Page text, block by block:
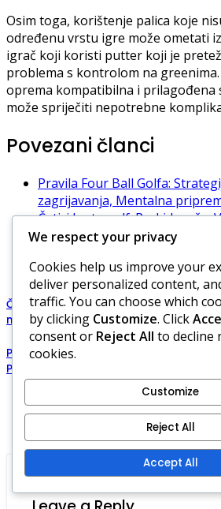
Osim toga, korištenje palica koje
određenu vrstu igre može ometati
igrač koji koristi putter koji je
problema s kontrolom na
oprema kompatibilna i prilagođena
može spriječiti nepotrebne
Povezani članci
Pravila Four Ball Golfa:
zagrijavanja, Mentalna
Četiri lopte golf: Prekid meča,
Nastavak igre
Označavanje lopti,
Četiri lopte golf – bodovanje prema
meču, ukupni rezultati timova
Pravila Four Ball Golfa: Upravljanje
Prilagodba uvjetima
We respect your privacy
Cookies help us improve your
deliver personalized content,
traffic. You can choose which
by clicking Customize. Click
consent or Reject All to decline
cookies.
Customize
Reject All
Accept All